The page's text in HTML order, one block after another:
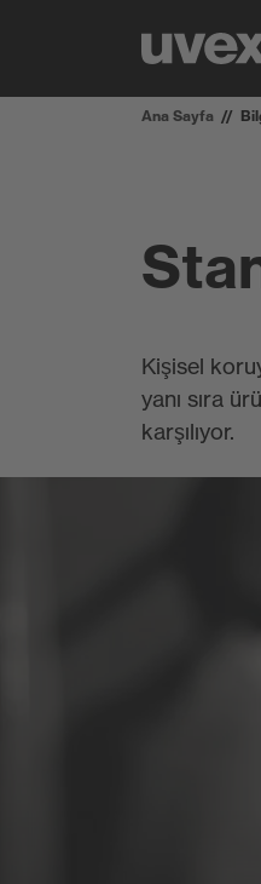
Ana Sayfa
Kişisel
yanı sıra
karşılıyor.